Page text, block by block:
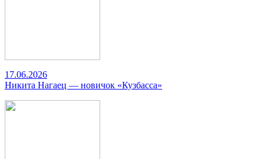
17.06.2026
Никита Нагаец — новичок «Кузбасса»